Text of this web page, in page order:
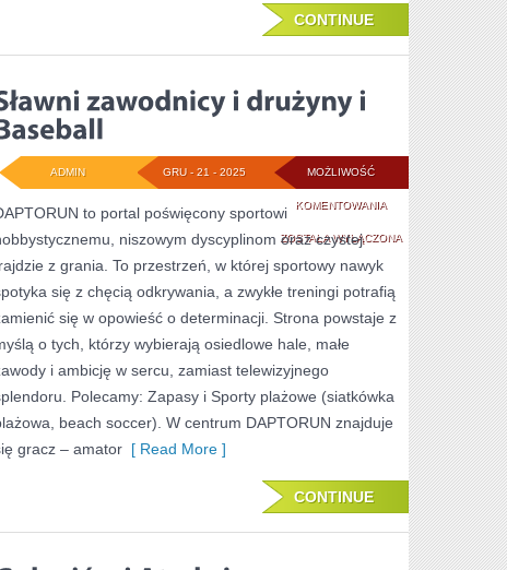
CONTINUE
MOŻLIWOŚĆ
KOMENTOWANIASŁAWNI
ZAWODNICY
DRUŻYNY
BASEBALL
ZOSTAŁA WYŁĄCZONA
GRU - 21 - 2025
ADMIN
to portal poświęcony sportowi
niszowym dyscyplinom oraz czystej
z grania. To przestrzeń, w której sportowy nawyk
się z chęcią odkrywania, a zwykłe treningi potrafią
się w opowieść o determinacji. Strona powstaje z
o tych, którzy wybierają osiedlowe hale, małe
i ambicję w sercu, zamiast telewizyjnego
Polecamy: Zapasy i Sporty plażowe (siatkówka
beach soccer). W centrum DAPTORUN znajduje
gracz – amator [ Read More ]
CONTINUE